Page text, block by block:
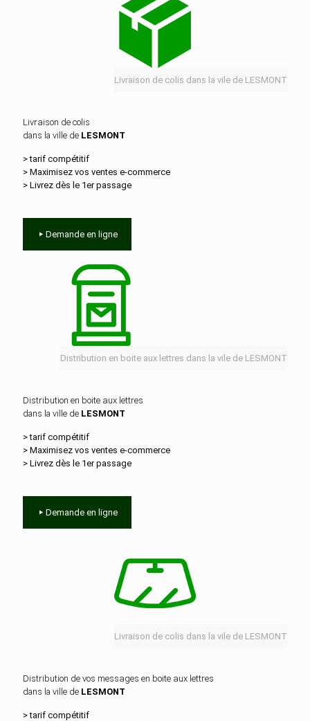
Livraison de colis dans la vile de LESMONT
Livraison de colis
dans la ville de LESMONT
> tarif compétitif
> Maximisez vos ventes e‑commerce
> Livrez dès le 1er passage
Demande en ligne
Distribution en boite aux lettres dans la vile de LESMONT
Distribution en boite aux lettres
dans la ville de LESMONT
> tarif compétitif
> Maximisez vos ventes e‑commerce
> Livrez dès le 1er passage
Demande en ligne
Livraison de colis dans la vile de LESMONT
Distribution de vos messages en boite aux lettres
dans la ville de LESMONT
> tarif compétitif